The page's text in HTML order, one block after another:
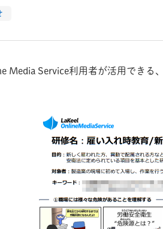
Media Service利用者が活用でき